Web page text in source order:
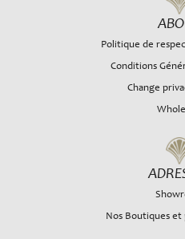
Politique de
Conditions
Change
Nos Boutiques